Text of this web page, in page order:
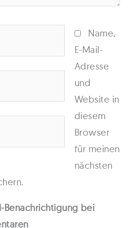
Name,
E-Mail-
Adresse
und
Website in
diesem
Browser
für meinen
nächsten
Benachrichtigung bei